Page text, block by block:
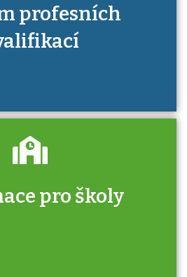
profesních
pro školy
ke zkoušce a kde